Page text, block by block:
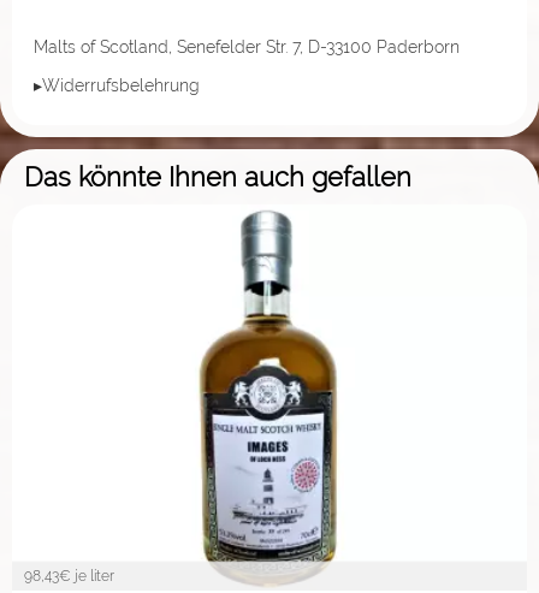
Malts of Scotland, Senefelder Str. 7, D-33100 Paderborn
▸Widerrufsbelehrung
Das könnte Ihnen auch gefallen
98,43€ je liter